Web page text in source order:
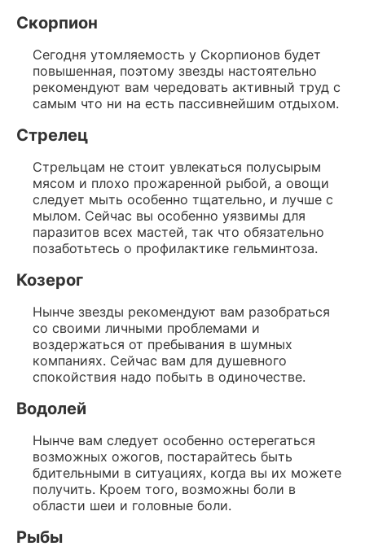
Скорпион
Сегодня утомляемость у Скорпионов будет
повышенная, поэтому звезды настоятельно
рекомендуют вам чередовать активный труд с
самым что ни на есть пассивнейшим отдыхом.
Стрелец
Стрельцам не стоит увлекаться полусырым
мясом и плохо прожаренной рыбой, а овощи
следует мыть особенно тщательно, и лучше с
мылом. Сейчас вы особенно уязвимы для
паразитов всех мастей, так что обязательно
позаботьтесь о профилактике гельминтоза.
Козерог
Нынче звезды рекомендуют вам разобраться
со своими личными проблемами и
воздержаться от пребывания в шумных
компаниях. Сейчас вам для душевного
спокойствия надо побыть в одиночестве.
Водолей
Нынче вам следует особенно остерегаться
возможных ожогов, постарайтесь быть
бдительными в ситуациях, когда вы их можете
получить. Кроем того, возможны боли в
области шеи и головные боли.
Рыбы